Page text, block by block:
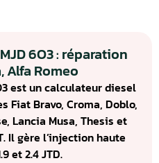
6O3 : réparation
Alfa Romeo
est un calculateur diesel
Fiat Bravo, Croma, Doblo,
Lancia Musa, Thesis et
Il gère l’injection haute
et 2.4 JTD.